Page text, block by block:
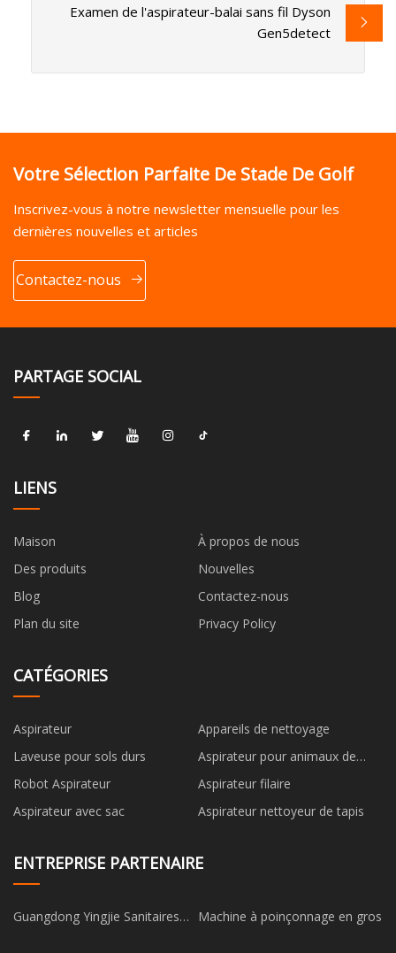
Examen de l'aspirateur-balai sans fil Dyson
Gen5detect
Votre Sélection Parfaite De Stade De Golf
Inscrivez-vous à notre newsletter mensuelle pour les
dernières nouvelles et articles
Contactez-nous
PARTAGE SOCIAL
LIENS
Maison
À propos de nous
Des produits
Nouvelles
Blog
Contactez-nous
Plan du site
Privacy Policy
CATÉGORIES
Aspirateur
Appareils de nettoyage
Laveuse pour sols durs
Aspirateur pour animaux de
compagnie
Robot Aspirateur
Aspirateur filaire
Aspirateur avec sac
Aspirateur nettoyeur de tapis
ENTREPRISE PARTENAIRE
Guangdong Yingjie Sanitaires
Machine à poinçonnage en gros